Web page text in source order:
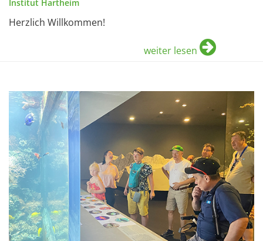
Institut Hartheim
Herzlich Willkommen!
weiter lesen